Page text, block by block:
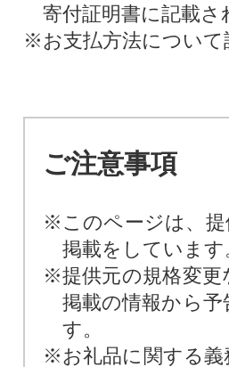
寄付証明書に記載
※お支払方法について
ご注意事項
※このページは、提
掲載をしています
※提供元の規格変更
掲載の情報から
す。
※お礼品に関する義